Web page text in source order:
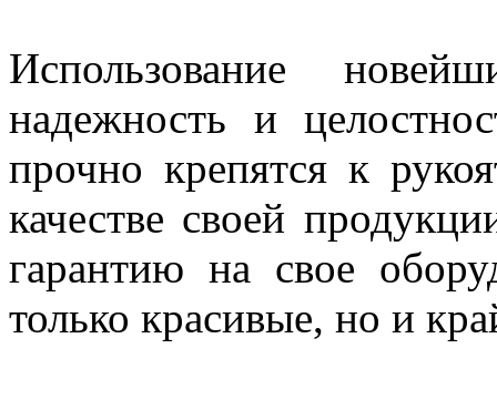
Использование
надежность и
прочно крепятся к
качестве своей
гарантию на свое
только красивые, но и